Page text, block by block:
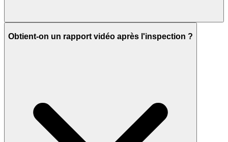
Obtient-on un rapport vidéo après l'inspection ?